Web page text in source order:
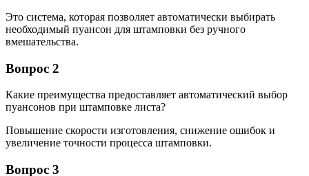
Это система, которая позволяет автоматически выбирать
необходимый пуансон для штамповки без ручного
вмешательства.
Вопрос 2
Какие преимущества предоставляет автоматический выбор
пуансонов при штамповке листа?
Повышение скорости изготовления, снижение ошибок и
увеличение точности процесса штамповки.
Вопрос 3